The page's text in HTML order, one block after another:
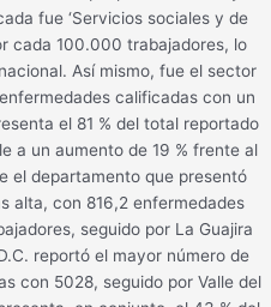
fue ‘Servicios sociales y de
cada 100.000 trabajadores, lo
Así mismo, fue el sector
calificadas con un
el 81 % del total reportado
a un aumento de 19 % frente al
el departamento que presentó
alta, con 816,2 enfermedades
seguido por La Guajira
reportó el mayor número de
con 5028, seguido por Valle del